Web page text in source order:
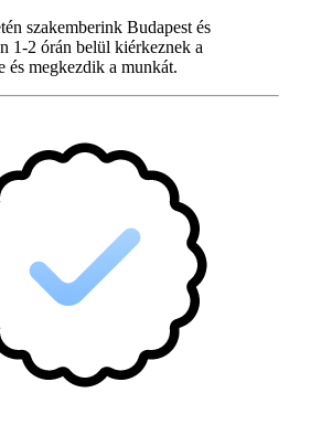
szakemberink Budapest és
1-2 órán belül kiérkeznek a
és megkezdik a munkát.